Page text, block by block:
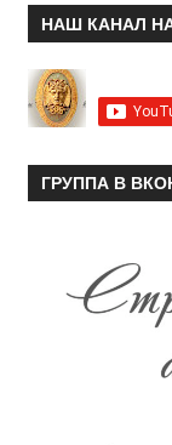
НАШ КАНАЛ НА
ГРУППА В